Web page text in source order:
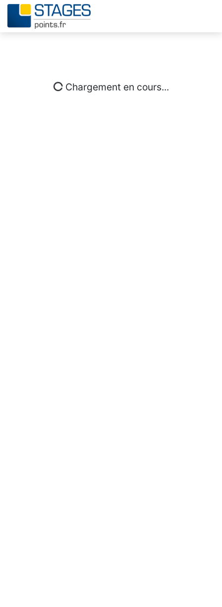
Chargement en cours...